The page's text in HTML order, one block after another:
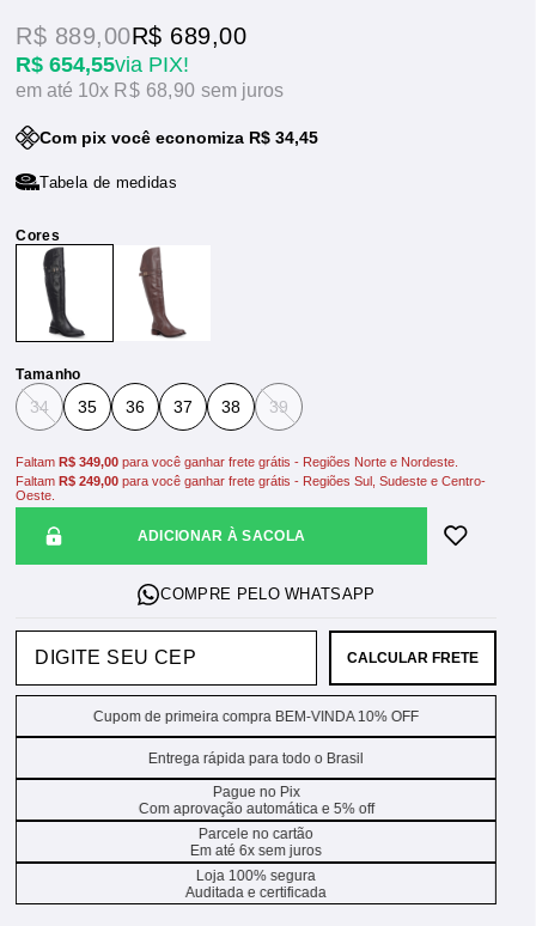
R$ 654,55via PIX!
R$ 889,00R$ 689,00
10x R$ 68,90sem juros
Com pix você economiza R$ 34,45
Tabela de medidas
Tamanho
34 35 36 37 38 39
ADICIONAR À SACOLA
FaltamR$ 349,00 para você ganhar frete grátis - Regiões Norte e Nordeste.
FaltamR$ 249,00 para você ganhar frete grátis - Regiões Sul, Sudeste e Centro-
Oeste.
CALCULAR FRETE
Cupom de primeira compra BEM-VINDA 10% OFF
Entrega rápida para todo o Brasil
Pague no Pix
Com aprovação automática e 5% off
Parcele no cartão
Em até 6x sem juros
Loja 100% segura
Auditada e certificada